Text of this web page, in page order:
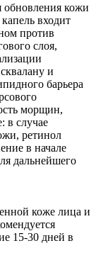
обновления кожи
входит
против
слоя,
и
барьера
морщин,
в случае
ретинол
в начале
дальнейшего
коже лица и
15-30 дней в